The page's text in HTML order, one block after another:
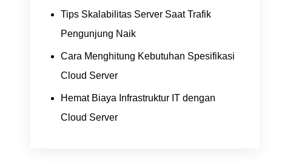
Tips Skalabilitas Server Saat Trafik
Pengunjung Naik
Cara Menghitung Kebutuhan Spesifikasi
Cloud Server
Hemat Biaya Infrastruktur IT dengan
Cloud Server